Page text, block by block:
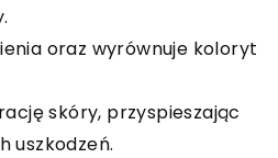
oraz wyrównuje koloryt
skóry, przyspieszając
uszkodzeń.